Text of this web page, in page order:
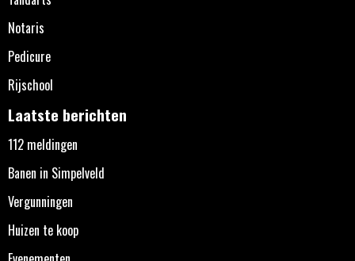
Notaris
Pedicure
Rijschool
Laatste berichten
112 meldingen
Banen in Simpelveld
Vergunningen
Huizen te koop